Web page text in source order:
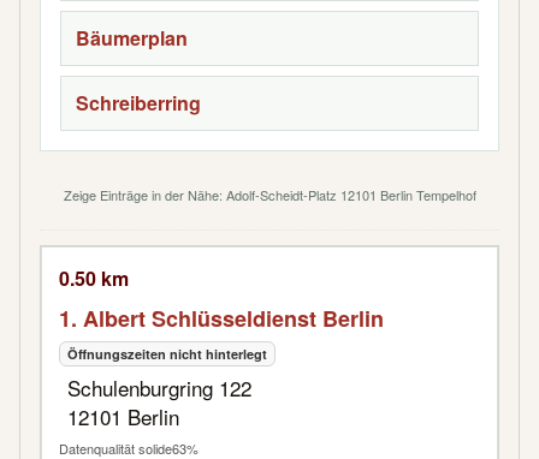
Bäumerplan
Schreiberring
Zeige Einträge in der Nähe: Adolf-Scheidt-Platz 12101 Berlin Tempelhof
0.50 km
1. Albert Schlüsseldienst Berlin
Öffnungszeiten nicht hinterlegt
Schulenburgring 122
12101 Berlin
Datenqualität solide63%